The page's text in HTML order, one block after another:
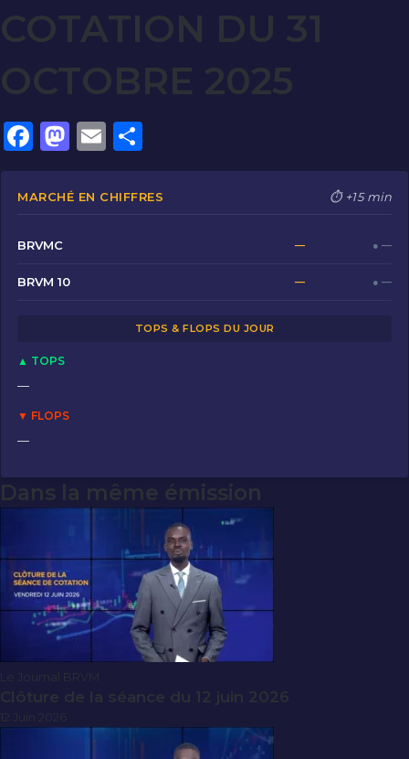
COTATION DU 31
OCTOBRE 2025
F
a
c
b
o
o
M
a
st
o
n
E
m
ai
ar
ta
MARCHÉ EN CHIFFRES ⏱ +15 min
BRVMC — ● —
BRVM 10 — ● —
TOPS & FLOPS DU JOUR
▲ TOPS
—
▼ FLOPS
—
Dans la même émission
Le Journal BRVM
Clôture de la séance du 12 juin 2026